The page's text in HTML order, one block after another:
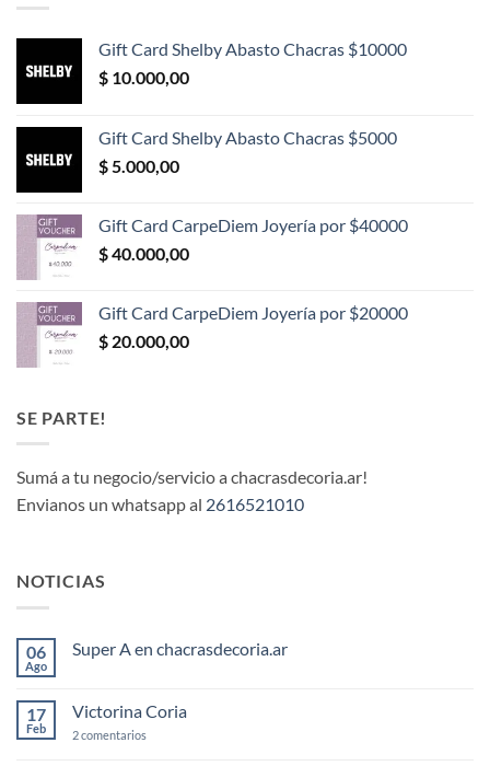
Gift Card Shelby Abasto Chacras $10000
$ 10.000,00
Gift Card Shelby Abasto Chacras $5000
$5.000,00
Gift Card CarpeDiem Joyería por $40000
$40.000,00
Gift Card CarpeDiem Joyería por $20000
$ 20.000,00
SE PARTE!
Sumá a tu negocio/servicio a chacrasdecoria.ar!
Envianos un whatsapp al 2616521010
NOTICIAS
06
Ago
Super A en chacrasdecoria.ar
en
A
17
Feb
Victorina Coria
2 comentarios